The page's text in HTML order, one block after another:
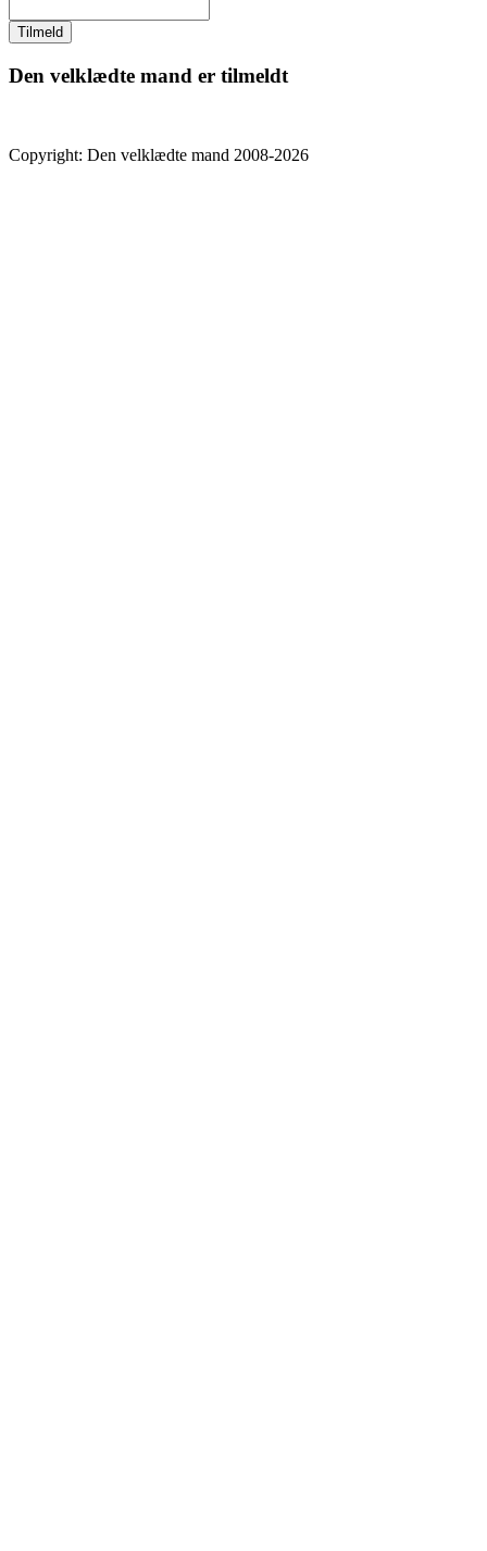
Den velklædte mand er tilmeldt
Copyright: Den velklædte mand 2008-2026